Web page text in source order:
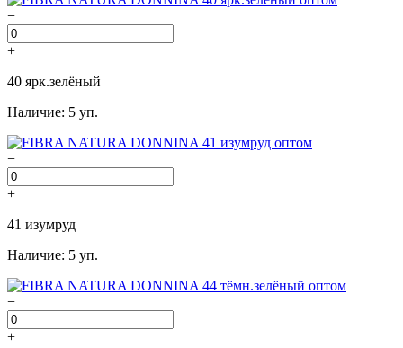
−
+
40 ярк.зелёный
Наличие: 5 уп.
−
+
41 изумруд
Наличие: 5 уп.
−
+